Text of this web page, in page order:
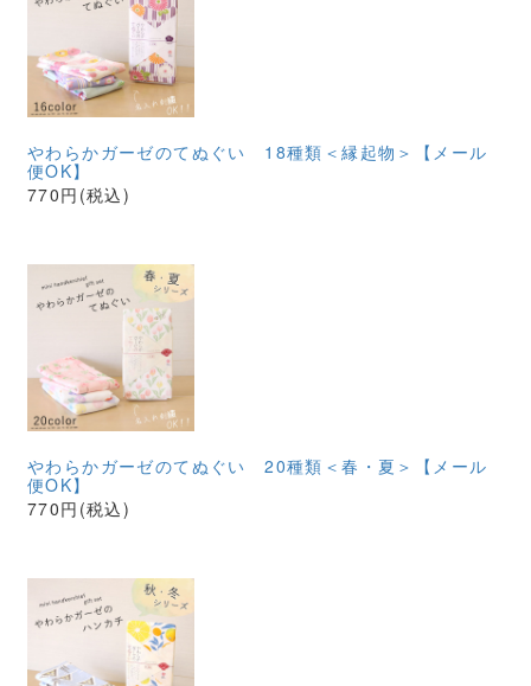
やわらかガーゼのてぬぐい 18種類＜縁起物＞【メール
便OK】
770円(税込)
やわらかガーゼのてぬぐい 20種類＜春・夏＞【メール
便OK】
770円(税込)